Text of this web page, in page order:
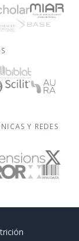
Y REDES